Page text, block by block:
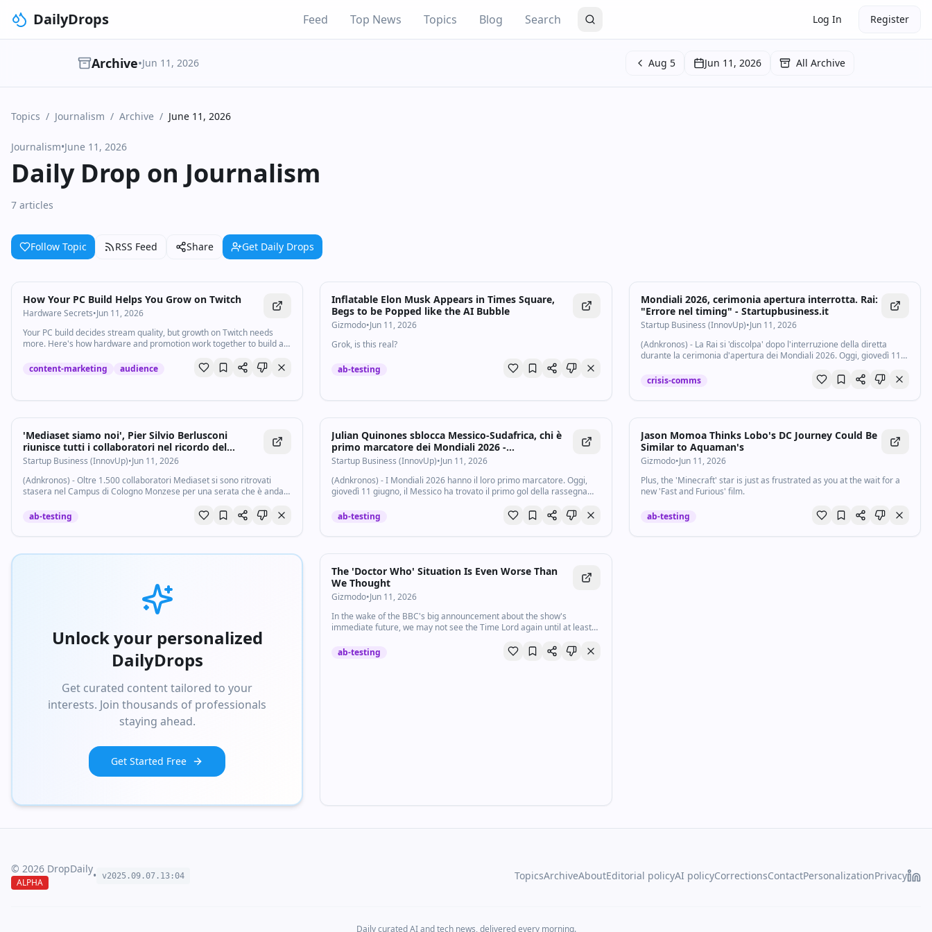
DailyDrops Feed Top News Topics Blog Search Log In Register
Archive•Jun 11, 2026 Aug 5 Jun 11, 2026 All Archive
Topics / Journalism / Archive / June 11, 2026
Journalism•June 11, 2026
Daily Drop on Journalism
7 articles
Follow Topic RSS Feed Share Get Daily Drops
How Your PC Build Helps You Grow on Twitch
Hardware Secrets•Jun 11, 2026
Your PC build decides stream quality, but growth on Twitch needs
more. Here's how hardware and promotion work together to build an
content-marketing
audience
Inflatable Elon Musk Appears in Times Square,
Begs to be Popped like the AI Bubble
Gizmodo•Jun 11, 2026
Grok, is this real?
ab-testing
Mondiali 2026, cerimonia apertura interrotta. Rai:
"Errore nel timing" - Startupbusiness.it
Startup Business (InnovUp)•Jun 11, 2026
(Adnkronos) - La Rai si 'discolpa' dopo l'interruzione della diretta
durante la cerimonia d'apertura dei Mondiali 2026. Oggi, giovedì 11
rassegna...
crisis-comms
'Mediaset siamo noi', Pier Silvio Berlusconi
riunisce tutti i collaboratori nel ricordo del
Cavaliere - Startupbusiness.it
Startup Business (InnovUp)•Jun 11, 2026
(Adnkronos) - Oltre 1.500 collaboratori Mediaset si sono ritrovati
stasera nel Campus di Cologno Monzese per una serata che è andata
Silvio Berlusconi a...
ab-testing
Julian Quinones sblocca Messico-Sudafrica, chi è
primo marcatore dei Mondiali 2026 -
Startupbusiness.it
Startup Business (InnovUp)•Jun 11, 2026
(Adnkronos) - I Mondiali 2026 hanno il loro primo marcatore. Oggi,
giovedì 11 giugno, il Messico ha trovato il primo gol della rassegna
partita...
ab-testing
Jason Momoa Thinks Lobo's DC Journey Could Be
Similar to Aquaman's
Gizmodo•Jun 11, 2026
Plus, the 'Minecraft' star is just as frustrated as you at the wait for a
new 'Fast and Furious' film.
ab-testing
Unlock your personalized
DailyDrops
Get curated content tailored to your
interests. Join thousands of professionals
staying ahead.
Get Started Free
The 'Doctor Who' Situation Is Even Worse Than
We Thought
Gizmodo•Jun 11, 2026
In the wake of the BBC's big announcement about the show's
immediate future, we may not see the Time Lord again until at least
ab-testing
© 2026 DropDaily
ALPHA
• v2025.09.07 . 13 :04 TopicsArchiveAboutEditorial policyAI policyCorrectionsContactPersonalizationPrivacy
Daily curated AI and tech news, delivered every morning.